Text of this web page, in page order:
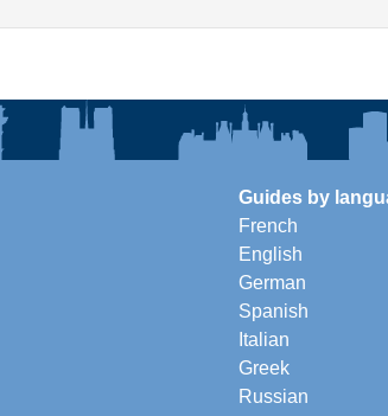
Guides by
French
English
German
Spanish
Italian
Greek
Russian